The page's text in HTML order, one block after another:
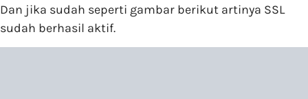
Dan jika sudah seperti gambar berikut artinya SSL
sudah berhasil aktif.